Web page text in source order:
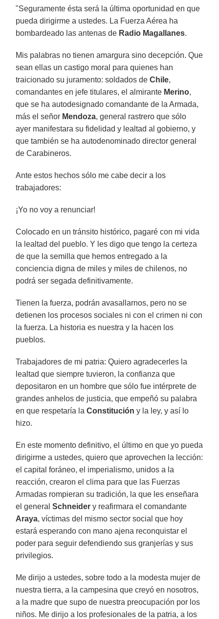
"Seguramente ésta será la última oportunidad en que
pueda dirigirme a ustedes. La Fuerza Aérea ha
bombardeado las antenas de Radio Magallanes.
Mis palabras no tienen amargura sino decepción. Que
sean ellas un castigo moral para quienes han
traicionado su juramento: soldados deChile,
comandantes en jefe titulares, el almirante Merino,
que se ha autodesignado comandante de la Armada,
más el señor Mendoza, general rastrero que sólo
ayer manifestara su fidelidad y lealtad al gobierno, y
que también se ha autodenominado director general
de Carabineros.
Ante estos hechos sólo me cabe decir a los
trabajadores:
¡Yo no voy a renunciar!
Colocado en un tránsito histórico, pagaré con mi vida
la lealtad del pueblo. Y les digo que tengo la certeza
de que la semilla que hemos entregado a la
conciencia digna de miles y miles de chilenos, no
podrá ser segada definitivamente.
Tienen la fuerza, podrán avasallarnos, pero no se
detienen los procesos sociales ni con el crimen ni con
la fuerza. La historia es nuestra y la hacen los
pueblos.
Trabajadores de mi patria: Quiero agradecerles la
lealtad que siempre tuvieron, la confianza que
depositaron en un hombre que sólo fue intérprete de
grandes anhelos de justicia, que empeñó su palabra
en que respetaría laConstitución y la ley, y así lo
hizo.
En este momento definitivo, el último en que yo pueda
dirigirme a ustedes, quiero que aprovechen la lección:
el capital foráneo, el imperialismo, unidos a la
reacción, crearon el clima para que las Fuerzas
Armadas rompieran su tradición, la que les enseñara
el generalSchneider y reafirmara el comandante
Araya, víctimas del mismo sector social que hoy
estará esperando con mano ajena reconquistar el
poder para seguir defendiendo sus granjerías y sus
privilegios.
Me dirijo a ustedes, sobre todo a la modesta mujer de
nuestra tierra, a la campesina que creyó en nosotros,
a la madre que supo de nuestra preocupación por los
niños. Me dirijo a los profesionales de la patria, a los